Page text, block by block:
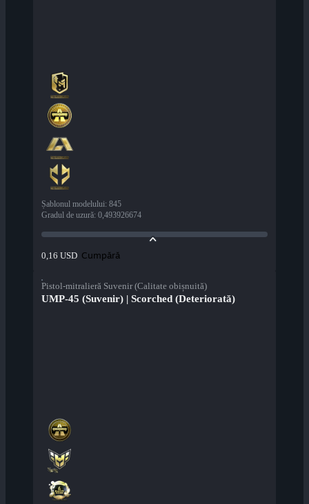
Șablonul modelului: 845
Gradul de uzură: 0,493926674
0,16 USD Cumpără
Pistol-mitralieră Suvenir (Calitate obișnuită)
UMP-45 (Suvenir) | Scorched (Deteriorată)